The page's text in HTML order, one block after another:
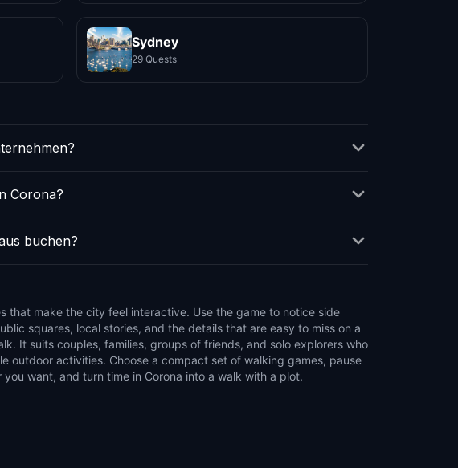
Sydney
29 Quests
Corona?
buchen?
you want, and turn time in Corona into a walk with a plot.